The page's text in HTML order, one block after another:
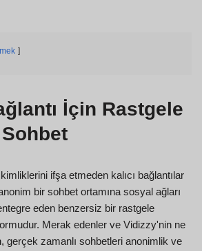
İçin Rastgele
ifşa etmeden kalıcı bağlantılar
bir sohbet ortamına sosyal ağları
eden benzersiz bir rastgele
Merak edenler ve Vidizzy'nin ne
gerçek zamanlı sohbetleri anonimlik ve